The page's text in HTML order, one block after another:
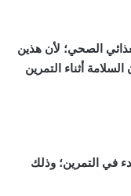
الصحي؛ لأن هذين
أثناء التمرين
في التمرين؛ وذلك